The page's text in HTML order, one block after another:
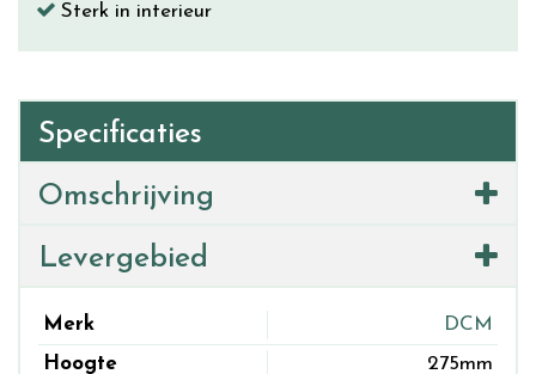
Sterk in interieur
Specificaties
Omschrijving
Levergebied
Merk
DCM
Hoogte
275mm